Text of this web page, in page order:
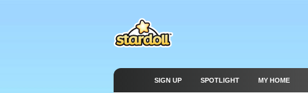
SIGN UP SPOTLIGHT MY HOME